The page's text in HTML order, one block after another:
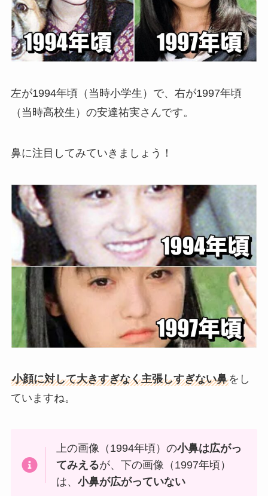
左が1994年頃（当時小学生）で、右が1997年頃
（当時高校生）の安達祐実さんです。
鼻に注目してみていきましょう！
小顔に対して大きすぎなく主張しすぎない鼻をし
ていますね。
上の画像（1994年頃）の小鼻は広がっ
てみえるが、下の画像（1997年頃）
は、小鼻が広がっていない